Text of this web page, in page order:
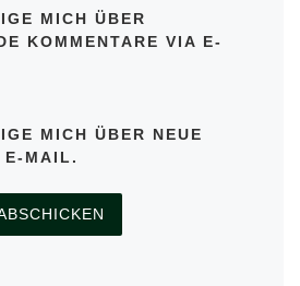
MICH ÜBER
KOMMENTARE VIA E-
MICH ÜBER NEUE
E-MAIL.